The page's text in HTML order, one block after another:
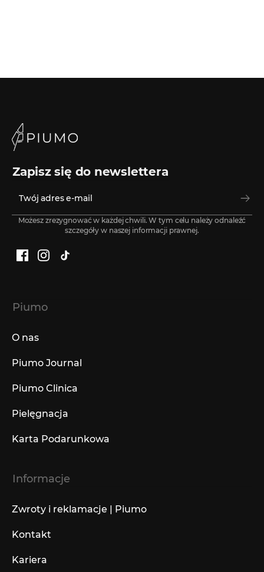
Zapisz się do newslettera
Możesz zrezygnować w każdej chwili. W tym celu należy odnaleźć
szczegóły w naszej informacji prawnej.
Facebook
Instagram
TikTok
Piumo
O nas
Piumo Journal
Piumo Clinica
Pielęgnacja
Karta Podarunkowa
Informacje
Zwroty i reklamacje | Piumo
Kontakt
Kariera